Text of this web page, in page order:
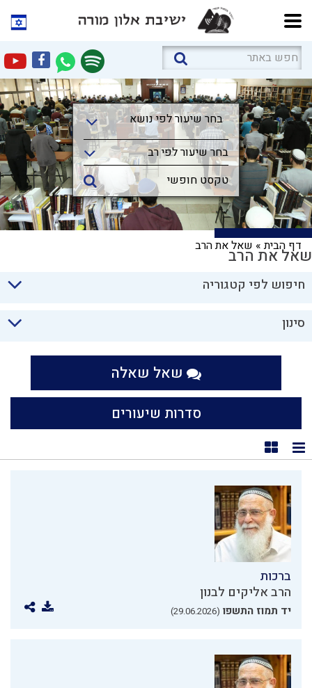
בחר שיעור לפי נושא
בחר שיעור לפי נושא
בחר שיעור לפי רב
דף הבית» שאל את הרבשאל את הרב
חיפוש לפי קטגוריה
סינון
שאל שאלה
סדרות שיעורים
תצוגת רשימה
תצוגת קוביות
ברכות
הרב אליקים לבנון
יד תמוז התשפו (29.06.2026)